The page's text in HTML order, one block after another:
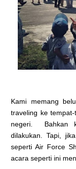
Kami memang
traveling ke
negeri. Bahkan
dilakukan. Tapi,
seperti Air Force
acara seperti ini